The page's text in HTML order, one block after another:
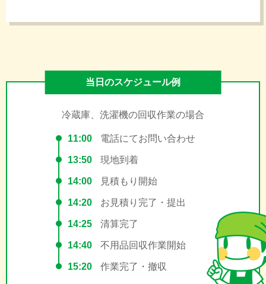
当日のスケジュール例
冷蔵庫、洗濯機の回収作業の場合
11:00 電話にてお問い合わせ
13:50 現地到着
14:00 見積もり開始
14:20 お見積り完了・提出
14:25 清算完了
14:40 不用品回収作業開始
15:20 作業完了・撤収